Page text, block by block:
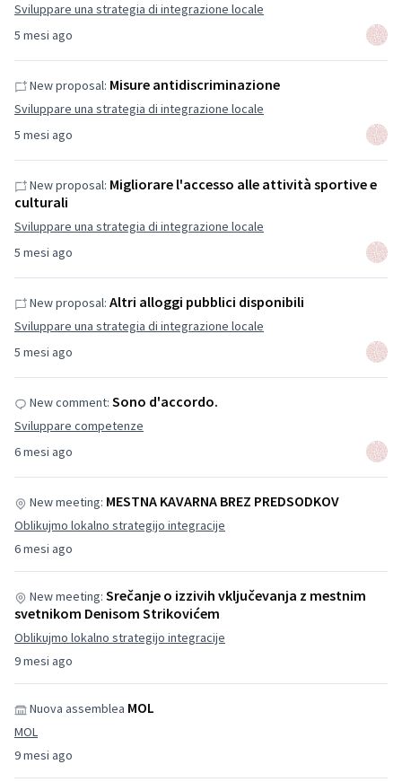
5 mesi ago
Sviluppare una strategia di integrazione locale
5 mesi ago
New proposal: Misure antidiscriminazione
Sviluppare una strategia di integrazione locale
5 mesi ago
New proposal: Migliorare l'accesso alle attività sportive e
culturali
Sviluppare una strategia di integrazione locale
5 mesi ago
New proposal: Altri alloggi pubblici disponibili
Sviluppare una strategia di integrazione locale
6 mesi ago
New comment: Sono d'accordo.
Sviluppare competenze
6 mesi ago
New meeting: MESTNA KAVARNA BREZ PREDSODKOV
Oblikujmo lokalno strategijo integracije
9 mesi ago
New meeting: Srečanje o izzivih vključevanja z mestnim
svetnikom Denisom Strikovićem
Oblikujmo lokalno strategijo integracije
9 mesi ago
Nuova assemblea MOL
MOL